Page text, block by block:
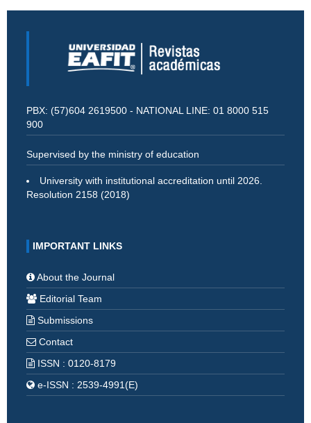
PBX: (57)604 2619500 - NATIONAL LINE: 01 8000 515
900
Supervised by the ministry of education
University with institutional accreditation until 2026.
Resolution 2158 (2018)
IMPORTANT LINKS
About the Journal
Editorial Team
Submissions
Contact
ISSN : 0120-8179
e-ISSN : 2539-4991(E)